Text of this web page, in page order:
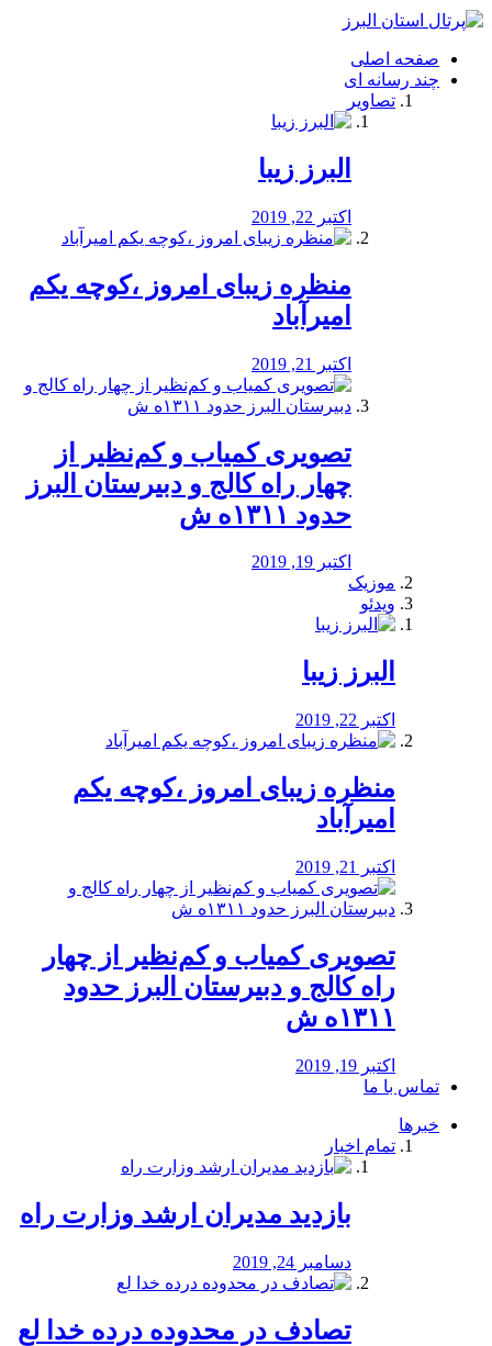
فصد
شرق
تهران
خشکشویی
صفحه اصلی
چند رسانه ای
تصاویر
البرز زیبا
اکتبر 22, 2019
منظره‌‌ زیبای امروز ،کوچه یکم
امیرآباد
اکتبر 21, 2019
️تصویری کمیاب و کم‌نظیر از
چهار راه كالج و دبيرستان البرز
حدود ۱۳۱۱ه ش
اکتبر 19, 2019
موزیک
ویدئو
البرز زیبا
اکتبر 22, 2019
منظره‌‌ زیبای امروز ،کوچه یکم
امیرآباد
اکتبر 21, 2019
️تصویری کمیاب و کم‌نظیر از چهار
راه كالج و دبيرستان البرز حدود
۱۳۱۱ه ش
اکتبر 19, 2019
تماس با ما
خبرها
تمام اخبار
بازدید مدیران ارشد وزارت راه
دسامبر 24, 2019
تصادف در محدوده درده خدا لع